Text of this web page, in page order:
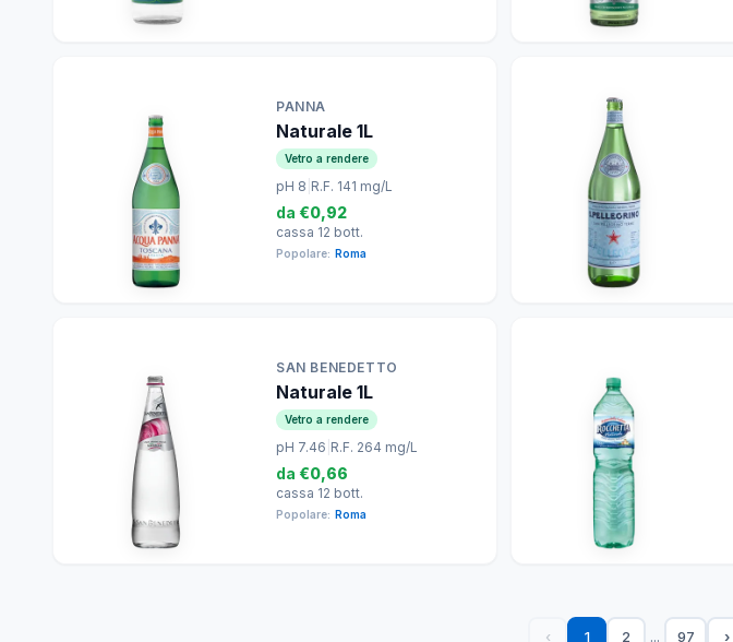
PANNA
Naturale 1L
Vetro a rendere
pH 8 R.F. 141 mg/L
da €0,92
cassa 12 bott.
Popolare: Roma
SAN BENEDETTO
Naturale 1L
Vetro a rendere
pH 7.46 R.F. 264 mg/L
da €0,66
cassa 12 bott.
Popolare: Roma
‹ 1 2 ... 97 ›